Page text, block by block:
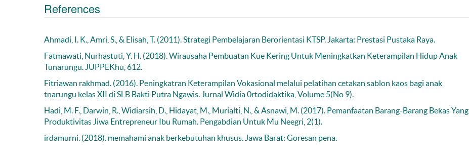
References
Ahmadi, I. K., Amri, S., & Elisah, T. (2011). Strategi Pembelajaran Berorientasi KTSP. Jakarta: Prestasi Pustaka Raya.
Fatmawati, Nurhastuti, Y. H. (2018). Wirausaha Pembuatan Kue Kering Untuk Meningkatkan Keterampilan Hidup Anak
Tunarungu. JUPPEKhu, 612.
Fitriawan rakhmad. (2016). Peningkatran Keterampilan Vokasional melalui pelatihan cetakan sablon kaos bagi anak
tnarungu kelas XII di SLB Bakti Putra Ngawis. Jurnal Widia 0rtodidaktika, Volume 5(No 9).
Hadi, M. F., Darwin, R., Widiarsih, D., Hidayat, M., Murialti, N., & Asnawi, M. (2017). Pemanfaatan Barang-Barang Bekas Yang
Produktivitas Jiwa Entrepreneur Ibu Rumah. Pengabdian Untuk Mu Neegri, 2(1).
irdamurni. (2018). memahami anak berkebutuhan khusus. Jawa Barat: Goresan pena.